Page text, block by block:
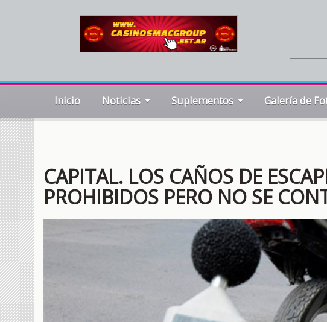
Inicio Noticias Suplementos Galería de
CAPITAL. LOS CAÑOS DE
PROHIBIDOS PERO NO SE